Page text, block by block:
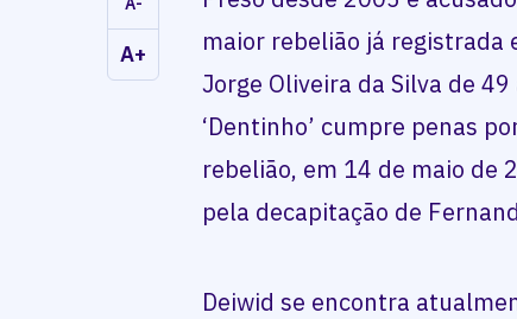
A+
maior rebelião já registrada
Jorge Oliveira da Silva de
‘Dentinho’ cumpre penas
rebelião, em 14 de maio de
pela decapitação de
Deiwid se encontra